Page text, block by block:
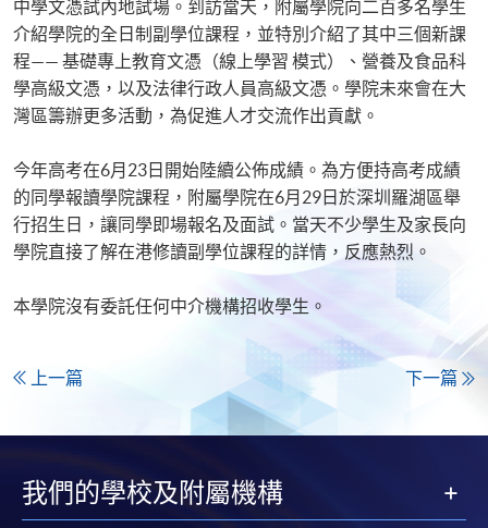
中學文憑試內地試場。到訪當天，附屬學院向二百多名學生
介紹學院的全日制副學位課程，並特別介紹了其中三個新課
程—— 基礎專上教育文憑（線上學習 模式）、營養及食品科
學高級文憑，以及法律行政人員高級文憑。學院未來會在大
灣區籌辦更多活動，為促進人才交流作出貢獻。
今年高考在6月23日開始陸續公佈成績。為方便持高考成績
的同學報讀學院課程，附屬學院在6月29日於深圳羅湖區舉
行招生日，讓同學即場報名及面試。當天不少學生及家長向
學院直接了解在港修讀副學位課程的詳情，反應熱烈。
本學院沒有委託任何中介機構招收學生。
上一篇 下一篇
我們的學校及附屬機構